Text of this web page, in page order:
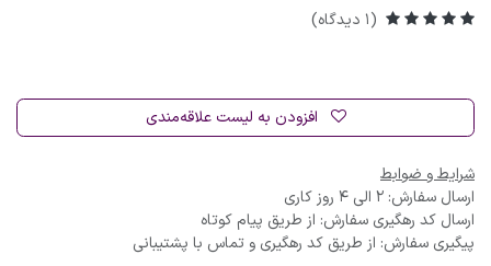
(1 دیدگاه)
افزودن به لیست علاقه‌مندی
شرایط و ضوابط
ارسال سفارش: 2 الی 4 روز کاری
ارسال کد رهگیری سفارش: از طریق پیام کوتاه
پیگیری سفارش: از طریق کد رهگیری و تماس با پشتیبانی